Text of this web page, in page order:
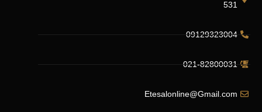
531
09129323004
021-82800031
Etesalonline@Gmail.com